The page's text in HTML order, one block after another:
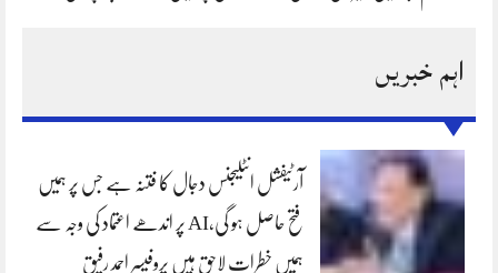
اہم خبریں
آرٹیفشل انٹلیجنس دجال کا فتنہ ہے جس پر ہمیں
فتح حاصل ہو گی،AI پر اندھے اعتماد کی وجہ سے
ہمیں خطرات لاحق ہیں پروفیسر احمد رفیق